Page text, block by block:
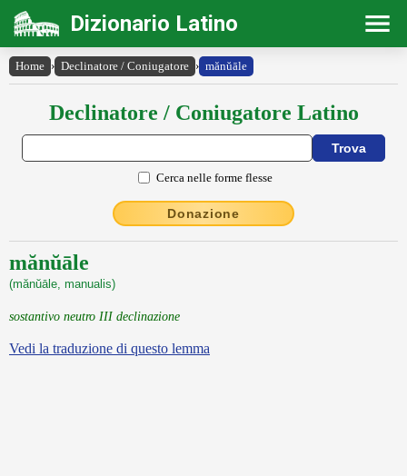
Dizionario Latino
Home › Declinatore / Coniugatore › mănŭāle
Declinatore / Coniugatore Latino
Cerca nelle forme flesse
Donazione
mănŭāle
(mănŭāle, manualis)
sostantivo neutro III declinazione
Vedi la traduzione di questo lemma